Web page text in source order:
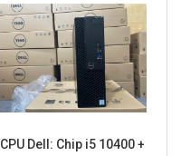
CPU Dell: Chip i5 10400 +